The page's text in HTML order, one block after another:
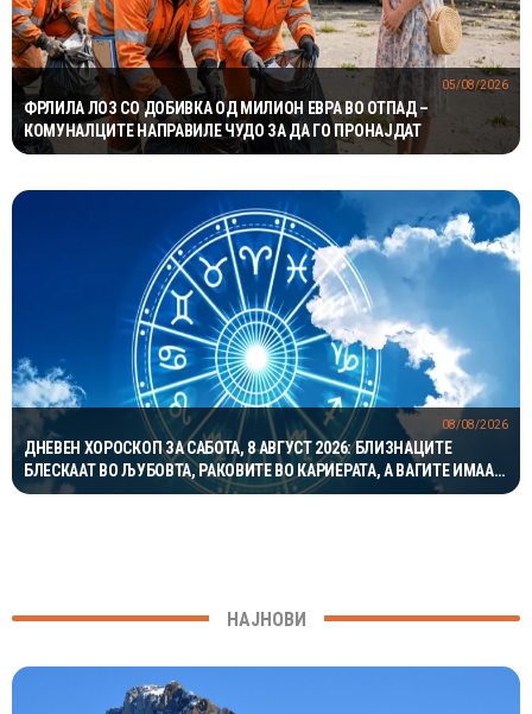
ФРЛИЛА ЛОЗ СО ДОБИВКА ОД МИЛИОН ЕВРА ВО ОТПАД –
КОМУНАЛЦИТЕ НАПРАВИЛЕ ЧУДО ЗА ДА ГО ПРОНАЈДАТ
05/08/2026
ДНЕВЕН ХОРОСКОП ЗА САБОТА, 8 АВГУСТ 2026: БЛИЗНАЦИТЕ
БЛЕСКААТ ВО ЉУБОВТА, РАКОВИТЕ ВО КАРИЕРАТА, А ВАГИТЕ ИМААТ
ОДЛИЧЕН ДЕН ЗА ХАРМОНИЈА
08/08/2026
НАЈНОВИ